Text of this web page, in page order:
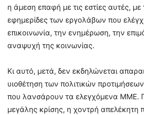
η άμεση επαφή με τις εστίες αυτές, με
εφημερίδες των εργολάβων που
επικοινωνία, την ενημέρωση, την
αναψυχή της κοινωνίας.
Κι αυτό, μετά, δεν εκδηλώνεται
υιοθέτηση των πολιτικών
που λανσάρουν τα ελεγχόμενα ΜΜΕ.
μεγάλης κρίσης, η χοντρή απελέκητη